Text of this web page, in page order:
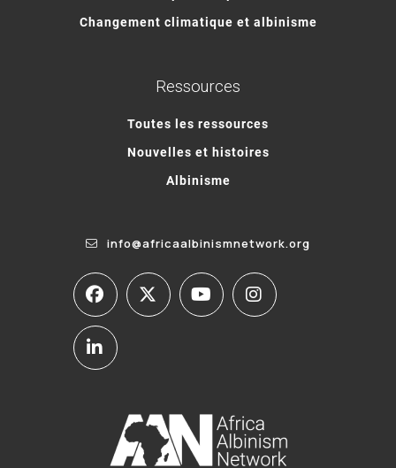
Changement climatique et albinisme
Ressources
Toutes les ressources
Nouvelles et histoires
Albinisme
info@africaalbinismnetwork.org